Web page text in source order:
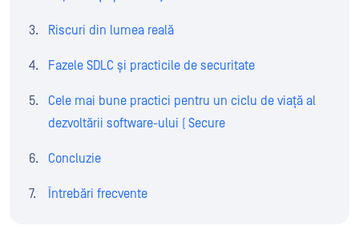
Riscuri din lumea reală
Fazele SDLC și practicile de securitate
Cele mai bune practici pentru un ciclu de viață al
dezvoltării software-ului ( Secure
Concluzie
Întrebări frecvente